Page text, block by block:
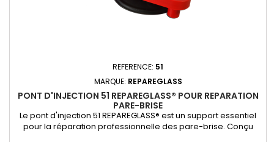
REFERENCE: 51
MARQUE: REPAREGLASS
PONT D'INJECTION 51 REPAREGLASS® POUR REPARATION
PARE-BRISE
Le pont d'injection 51 REPAREGLASS® est un support essentiel
pour la réparation professionnelle des pare-brise. Conçu